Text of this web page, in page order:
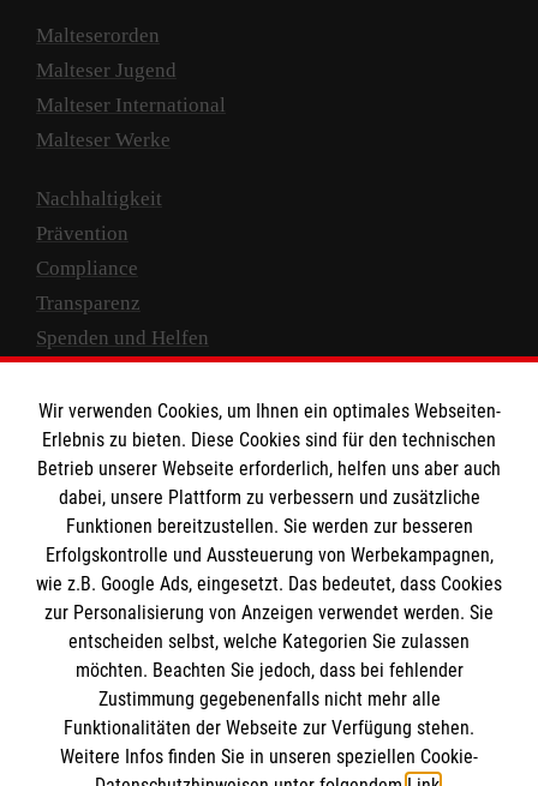
Malteserorden
Malteser Jugend
Malteser International
Malteser Werke
Nachhaltigkeit
Prävention
Compliance
Transparenz
Spenden und Helfen
Empfänger: Malteser Hilfsdienst e.V.
IBAN: DE10 3706 0120 1201 2000 12
BIC: GENODED 1PA7
Newsletter abonnieren
Wir verwenden Cookies, um Ihnen ein optimales Webseiten-
Erlebnis zu bieten. Diese Cookies sind für den technischen
Betrieb unserer Webseite erforderlich, helfen uns aber auch
dabei, unsere Plattform zu verbessern und zusätzliche
Funktionen bereitzustellen. Sie werden zur besseren
Erfolgskontrolle und Aussteuerung von Werbekampagnen,
wie z.B. Google Ads, eingesetzt. Das bedeutet, dass Cookies
zur Personalisierung von Anzeigen verwendet werden. Sie
entscheiden selbst, welche Kategorien Sie zulassen
möchten. Beachten Sie jedoch, dass bei fehlender
Zustimmung gegebenenfalls nicht mehr alle
Funktionalitäten der Webseite zur Verfügung stehen.
Weitere Infos finden Sie in unseren speziellen Cookie-